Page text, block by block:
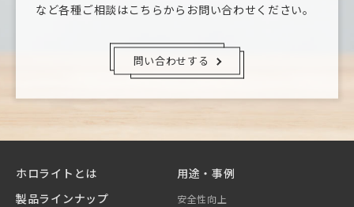
など各種ご相談はこちらからお問い合わせください。
問い合わせする
ホロライトとは
製品ラインナップ
用途・事例
安全性向上